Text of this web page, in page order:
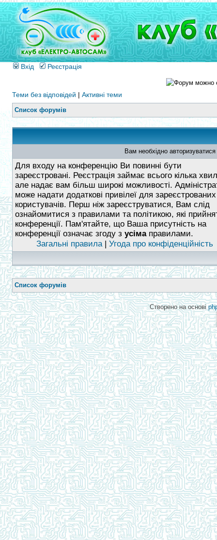
Вхід Реєстрація
Теми без відповідей | Активні теми
Список форумів
Вам необхідно
Для входу на конференцію Ви повинні бути
зареєстровані. Реєстрація займає всього кілька
але надає вам більш широкі можливості.
може надати додаткові привілеї для зареєстрованих
користувачів. Перш ніж зареєструватися, Вам слід
ознайомитися з правилами та політикою, які
конференції. Пам'ятайте, що Ваша присутність на
конференції означає згоду з усімаправилами.
Загальні правила| Угода про конфіденційність
Список форумів
Створено на основі